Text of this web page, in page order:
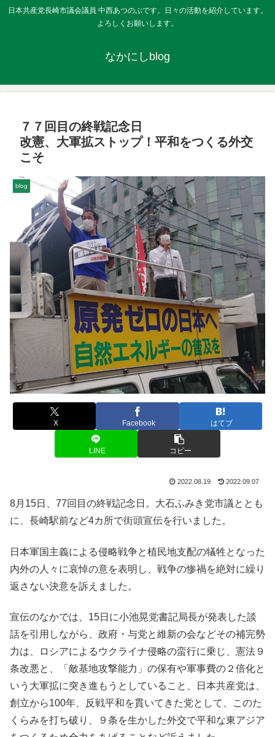
日本共産党長崎市議会議員 中西あつのぶです。日々の活動を紹介しています。
よろしくお願いします。
なかにしblog
７７回目の終戦記念日
改憲、大軍拡ストップ！平和をつくる外交
こそ
blog
X Facebook はてブ
LINE コピー
2022.08.19 2022.09.07
8月15日、77回目の終戦記念日。大石ふみき党市議ととも
に、長崎駅前など4カ所で街頭宣伝を行いました。
日本軍国主義による侵略戦争と植民地支配の犠牲となった
内外の人々に哀悼の意を表明し、戦争の惨禍を絶対に繰り
返さない決意を訴えました。
宣伝のなかでは、15日に小池晃党書記局長が発表した談
話を引用しながら、政府・与党と維新の会などその補完勢
力は、ロシアによるウクライナ侵略の蛮行に乗じ、憲法９
条改悪と、「敵基地攻撃能力」の保有や軍事費の２倍化と
いう大軍拡に突き進もうとしていること、日本共産党は、
創立から100年、反戦平和を貫いてきた党として、このた
くらみを打ち破り、９条を生かした外交で平和な東アジア